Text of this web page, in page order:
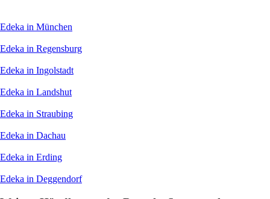
Edeka in München
Edeka in Regensburg
Edeka in Ingolstadt
Edeka in Landshut
Edeka in Straubing
Edeka in Dachau
Edeka in Erding
Edeka in Deggendorf